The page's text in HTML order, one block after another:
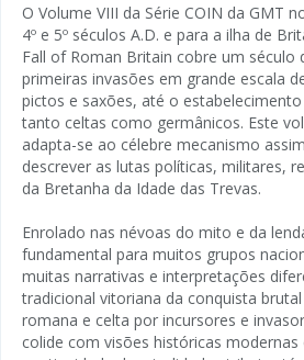
O Volume VIII da Série COIN da GMT
4º e 5º séculos A.D. e para a ilha de
Fall of Roman Britain cobre um século
primeiras invasões em grande escala
pictos e saxões, até o
tanto celtas como germânicos. Este
adapta-se ao célebre mecanismo
descrever as lutas políticas, militares,
da Bretanha da Idade das Trevas.
Enrolado nas névoas do mito e da
fundamental para muitos grupos
muitas narrativas e interpretações
tradicional vitoriana da conquista
romana e celta por incursores e
colide com visões históricas modernas